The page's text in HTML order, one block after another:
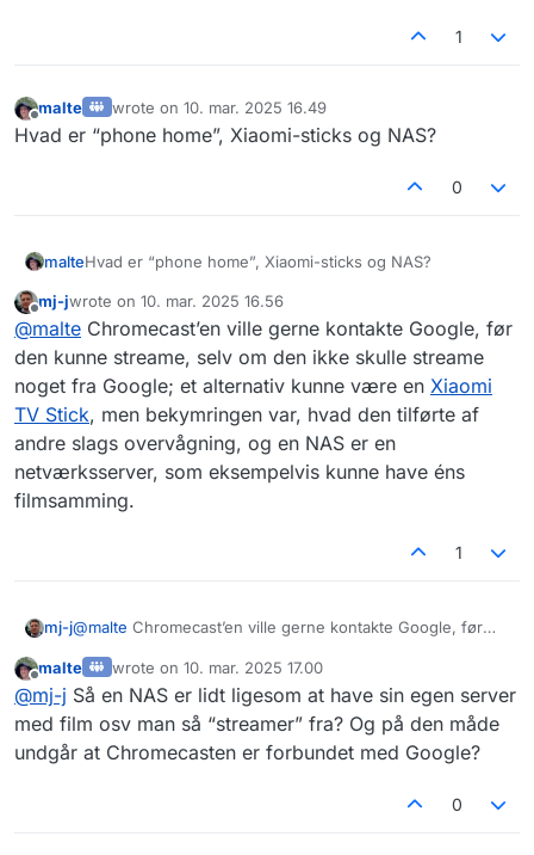
1
Offline
malte wrote on 10. mar. 2025 16.49
sidst redigeret af
Hvad er “phone home”, Xiaomi-sticks og NAS?
0
malteHvad er “phone home”, Xiaomi-sticks og NAS?
Offline
mj-jwrote on 10. mar. 2025 16.56
sidst redigeret af
@malte Chromecast’en ville gerne kontakte Google, før
den kunne streame, selv om den ikke skulle streame
noget fra Google; et alternativ kunne være en Xiaomi
TV Stick, men bekymringen var, hvad den tilførte af
andre slags overvågning, og en NAS er en
netværksserver, som eksempelvis kunne have éns
filmsamming.
1
mj-j@malte Chromecast’en ville gerne kontakte Google, før
noget fra Google; et alternativ kunne være en
Stick, men bekymringen var, hvad den tilførte af andre
slags overvågning, og en NAS er en netværksserver, som
eksempelvis kunne have éns filmsamming.
Offline
malte wrote on 10. mar. 2025 17.00
sidst redigeret af
@mj-j Så en NAS er lidt ligesom at have sin egen server
med film osv man så “streamer” fra? Og på den måde
undgår at Chromecasten er forbundet med Google?
0